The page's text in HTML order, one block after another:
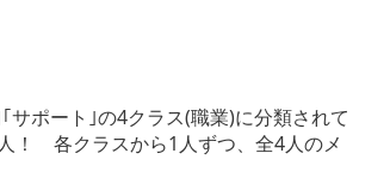
ポート｣の4クラス(職業)に分類されて
！ 各クラスから1人ずつ、全4人のメ